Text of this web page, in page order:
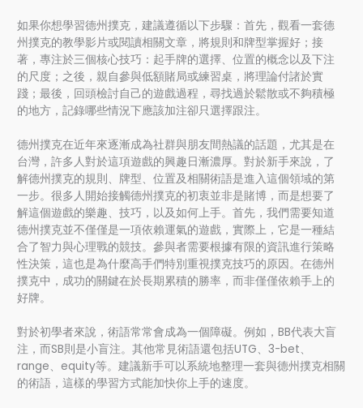
如果你想學習德州撲克，建議遵循以下步驟：首先，觀看一套德
州撲克的教學影片或閱讀相關文章，將規則和牌型掌握好；接
著，專注於三個核心技巧：起手牌的選擇、位置的概念以及下注
的尺度；之後，親自參與低額賭局或練習桌，將理論付諸於實
踐；最後，回頭檢討自己的遊戲過程，尋找過於鬆散或不夠積極
的地方，記錄哪些情況下應該加注卻只選擇跟注。
德州撲克在近年來逐漸成為社群與朋友間熱議的話題，尤其是在
台灣，許多人對於這項遊戲的興趣日漸濃厚。對於新手來說，了
解德州撲克的規則、牌型、位置及相關術語是進入這個領域的第
一步。很多人開始接觸德州撲克的初衷並非是賭博，而是想要了
解這個遊戲的樂趣、技巧，以及如何上手。首先，我們需要知道
德州撲克並不僅僅是一項依賴運氣的遊戲，實際上，它是一種結
合了智力與心理戰的競技。參與者需要根據有限的資訊進行策略
性決策，這也是為什麼高手們特別重視撲克技巧的原因。在德州
撲克中，成功的關鍵在於長期累積的勝率，而非僅僅依賴手上的
好牌。
對於初學者來說，術語常常會成為一個障礙。例如，BB代表大盲
注，而SB則是小盲注。其他常見術語還包括UTG、3-bet、
range、equity等。建議新手可以系統地整理一套與德州撲克相關
的術語，這樣的學習方式能加快你上手的速度。